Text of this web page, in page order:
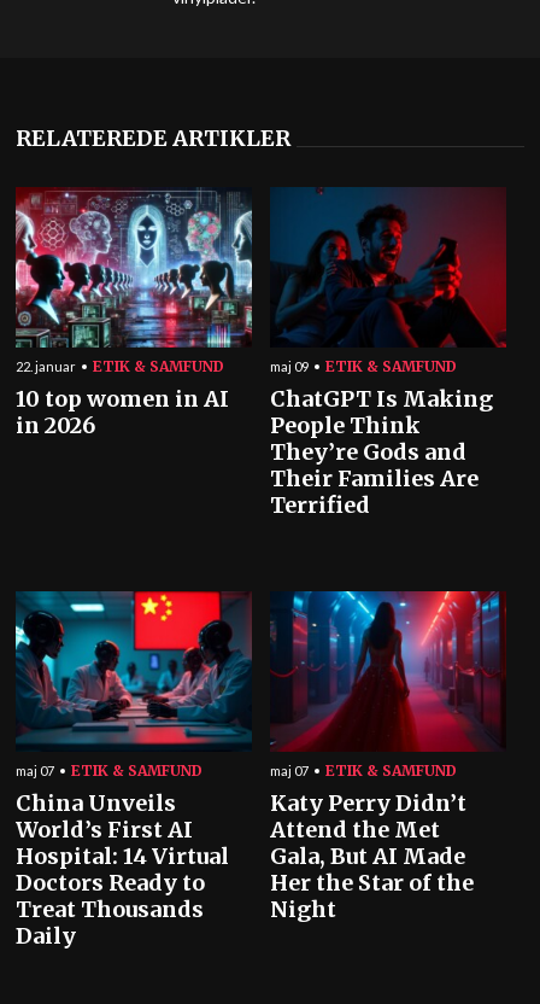
RELATEREDE ARTIKLER
22. januar ETIK & SAMFUND
10 top women in AI
in 2026
maj 09 ETIK & SAMFUND
ChatGPT Is Making
People Think
They’re Gods and
Their Families Are
Terrified
maj 07 ETIK & SAMFUND
China Unveils
World’s First AI
Hospital: 14 Virtual
Doctors Ready to
Treat Thousands
Daily
maj 07 ETIK & SAMFUND
Katy Perry Didn’t
Attend the Met
Gala, But AI Made
Her the Star of the
Night